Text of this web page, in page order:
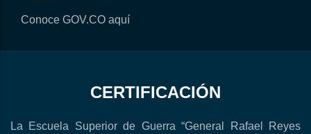
Conoce GOV.CO aquí
CERTIFICACIÓN
La Escuela Superior de Guerra “General Rafael Reyes